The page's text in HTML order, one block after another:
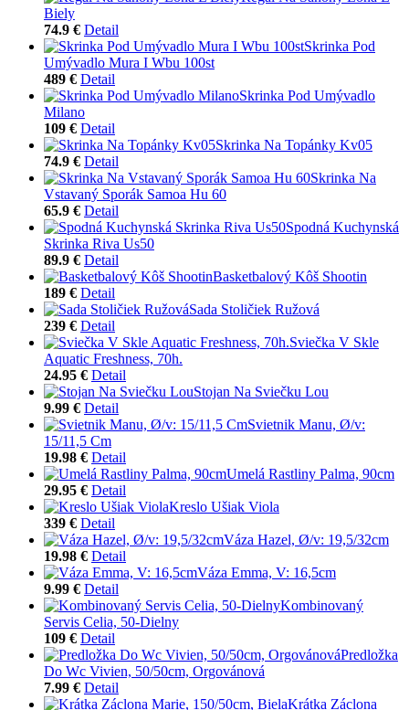
Biely
74.9 € Detail
Skrinka Pod
Umývadlo Mura I Wbu 100st
489 € Detail
Skrinka Pod Umývadlo
Milano
109 € Detail
Skrinka Na Topánky Kv05
74.9 € Detail
Skrinka Na
Vstavaný Sporák Samoa Hu 60
65.9 € Detail
Spodná Kuchynská
Skrinka Riva Us50
89.9 € Detail
Basketbalový Kôš Shootin
189 € Detail
Sada Stoličiek Ružová
239 € Detail
Sviečka V Skle
Aquatic Freshness, 70h.
24.95 € Detail
Stojan Na Sviečku Lou
9.99 € Detail
Svietnik Manu, Ø/v:
15/11,5 Cm
19.98 € Detail
Umelá Rastliny Palma, 90cm
29.95 € Detail
Kreslo Ušiak Viola
339 € Detail
Váza Hazel, Ø/v: 19,5/32cm
19.98 € Detail
Váza Emma, V: 16,5cm
9.99 € Detail
Kombinovaný
Servis Celia, 50-Dielny
109 € Detail
Predložka
Do Wc Vivien, 50/50cm, Orgovánová
7.99 € Detail
Krátka Záclona